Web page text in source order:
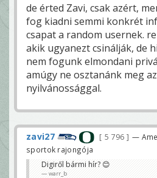
de érted Zavi, csak azért,
fog kiadni semmi konkrét
csapat a random usernek.
akik ugyanezt csinálják, de
nem fogunk elmondani
amúgy ne osztanánk meg
nyilvánossággal.
zavi27 5 796
—
sportok rajongója
Digiről bármi hír? 😊
warr_b